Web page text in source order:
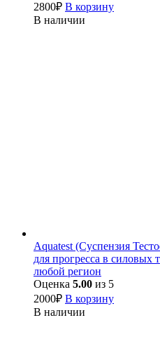
2800₽ В корзину
В наличии
Aquatest (Суспензия
для прогресса в силовых
любой регион
Оценка 5.00 из 5
2000₽ В корзину
В наличии